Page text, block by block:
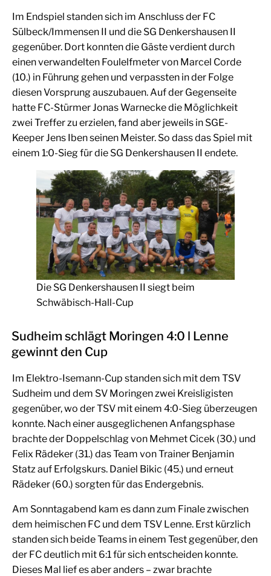
Im Endspiel standen sich im Anschluss der FC
Sülbeck/Immensen II und die SG Denkershausen II
gegenüber. Dort konnten die Gäste verdient durch
einen verwandelten Foulelfmeter von Marcel Corde
(10.) in Führung gehen und verpassten in der Folge
diesen Vorsprung auszubauen. Auf der Gegenseite
hatte FC-Stürmer Jonas Warnecke die Möglichkeit
zwei Treffer zu erzielen, fand aber jeweils in SGE-
Keeper Jens Iben seinen Meister. So dass das Spiel mit
einem 1:0-Sieg für die SG Denkershausen II endete.
Die SG Denkershausen II siegt beim
Schwäbisch-Hall-Cup
Sudheim schlägt Moringen 4:0 l Lenne
gewinnt den Cup
Im Elektro-Isemann-Cup standen sich mit dem TSV
Sudheim und dem SV Moringen zwei Kreisligisten
gegenüber, wo der TSV mit einem 4:0-Sieg überzeugen
konnte. Nach einer ausgeglichenen Anfangsphase
brachte der Doppelschlag von Mehmet Cicek (30.) und
Felix Rädeker (31.) das Team von Trainer Benjamin
Statz auf Erfolgskurs. Daniel Bikic (45.) und erneut
Rädeker (60.) sorgten für das Endergebnis.
Am Sonntagabend kam es dann zum Finale zwischen
dem heimischen FC und dem TSV Lenne. Erst kürzlich
standen sich beide Teams in einem Test gegenüber, den
der FC deutlich mit 6:1 für sich entscheiden konnte.
Dieses Mal lief es aber anders – zwar brachte